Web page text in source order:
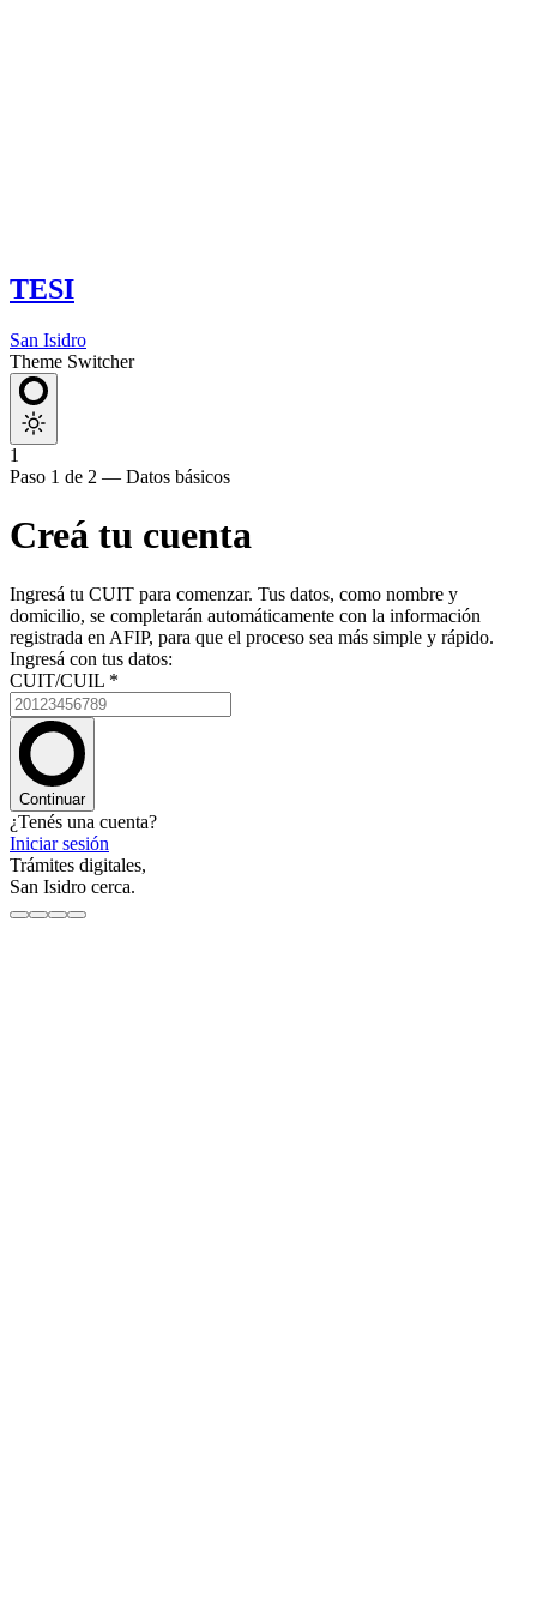
TESI
San Isidro
Theme Switcher
1
Paso 1 de 2 — Datos básicos
Creá tu cuenta
Ingresá tu CUIT para comenzar. Tus datos, como nombre y
domicilio, se completarán automáticamente con la información
registrada en AFIP, para que el proceso sea más simple y rápido.
Ingresá con tus datos:
CUIT/CUIL *
Continuar
¿Tenés una cuenta?
Iniciar sesión
Trámites digitales,
San Isidro cerca.